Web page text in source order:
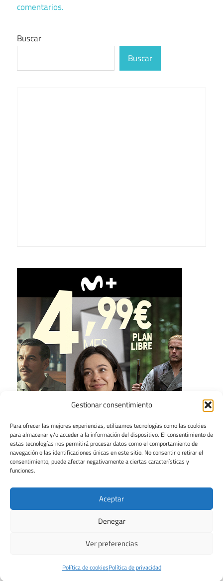
Gestionar consentimiento
Para ofrecer las mejores experiencias, utilizamos tecnologías como las cookies
para almacenar y/o acceder a la información del dispositivo. El consentimiento de
estas tecnologías nos permitirá procesar datos como el comportamiento de
navegación o las identificaciones únicas en este sitio. No consentir o retirar el
consentimiento, puede afectar negativamente a ciertas características y
funciones.
Aceptar
Denegar
Ver preferencias
Política de cookiesPolítica de privacidad
comentarios.
Buscar
Buscar